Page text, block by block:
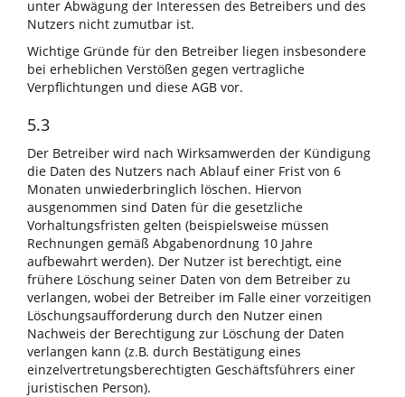
unter Abwägung der Interessen des Betreibers und des
Nutzers nicht zumutbar ist.
Wichtige Gründe für den Betreiber liegen insbesondere
bei erheblichen Verstößen gegen vertragliche
Verpflichtungen und diese AGB vor.
5.3
Der Betreiber wird nach Wirksamwerden der Kündigung
die Daten des Nutzers nach Ablauf einer Frist von 6
Monaten unwiederbringlich löschen. Hiervon
ausgenommen sind Daten für die gesetzliche
Vorhaltungsfristen gelten (beispielsweise müssen
Rechnungen gemäß Abgabenordnung 10 Jahre
aufbewahrt werden). Der Nutzer ist berechtigt, eine
frühere Löschung seiner Daten von dem Betreiber zu
verlangen, wobei der Betreiber im Falle einer vorzeitigen
Löschungsaufforderung durch den Nutzer einen
Nachweis der Berechtigung zur Löschung der Daten
verlangen kann (z.B. durch Bestätigung eines
einzelvertretungsberechtigten Geschäftsführers einer
juristischen Person).